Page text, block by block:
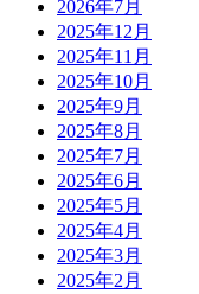
2026年7月
2025年12月
2025年11月
2025年10月
2025年9月
2025年8月
2025年7月
2025年6月
2025年5月
2025年4月
2025年3月
2025年2月